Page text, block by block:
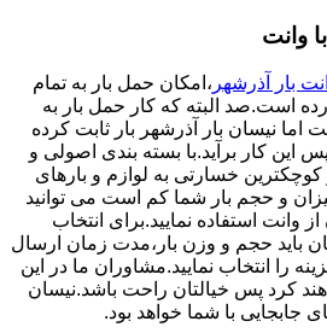
وانت
بار آذرشهر ،امکان حمل بار به تمام
است.صد البته که کار حمل بار به
نیسان بار آذرشهر بار ثابت کرده
این کار برآید.با بسته بندی اصولی و
خسارتی به لوازم و بارهای
و حجم بار شما کم است می توانید
وانت استفاده نمایید.برای انتخاب
باید حجم و وزن بار،مدت زمان ارسال
را انتخاب نمایید.مشاوران ما در این
کرد پس خیالتان راحت باشد.نیسان
جابجایی با شما خواهد بود.